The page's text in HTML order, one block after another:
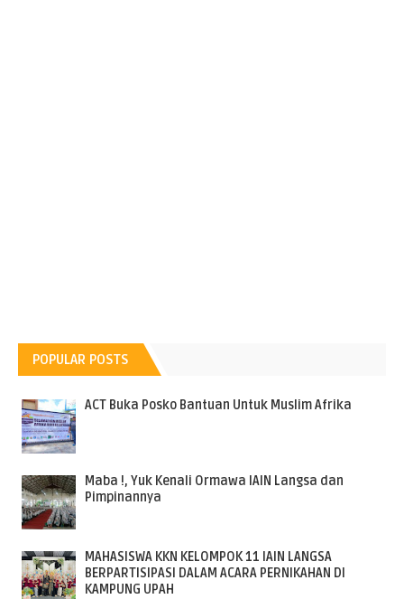
POPULAR POSTS
ACT Buka Posko Bantuan Untuk Muslim Afrika
Maba !, Yuk Kenali Ormawa IAIN Langsa dan
Pimpinannya
MAHASISWA KKN KELOMPOK 11 IAIN LANGSA
BERPARTISIPASI DALAM ACARA PERNIKAHAN DI
KAMPUNG UPAH